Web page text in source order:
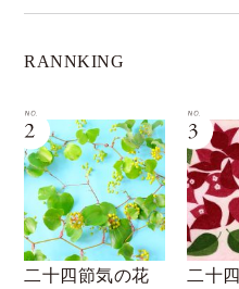
RANNKING
節気の花
二十四節気の花